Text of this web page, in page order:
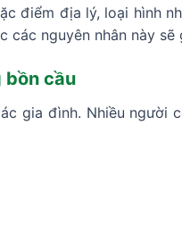
điểm địa lý, loại hình
nguyên nhân này
bồn cầu
gia đình. Nhiều người